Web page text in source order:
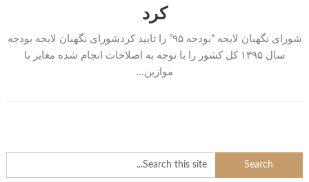
کرد
شورای نگهبان لایحه “بودجه ۹۵” را تایید کردشورای نگهبان لایحه بودجه
سال ۱۳۹۵ کل کشور را با توجه به اصلاحات انجام شده مغایر با
موازین...